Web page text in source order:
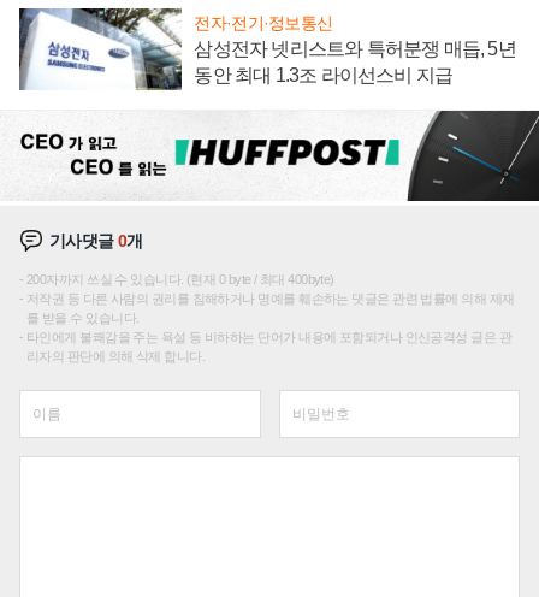
전자·전기·정보통신
삼성전자 넷리스트와 특허분쟁 매듭, 5년
동안 최대 1.3조 라이선스비 지급
기사댓글0개
200자까지 쓰실 수 있습니다. (현재 0 byte / 최대 400byte)
저작권 등 다른 사람의 권리를 침해하거나 명예를 훼손하는 댓글은 관련 법률에 의해 제재
를 받을 수 있습니다.
타인에게 불쾌감을 주는 욕설 등 비하하는 단어가 내용에 포함되거나 인신공격성 글은 관
리자의 판단에 의해 삭제 합니다.